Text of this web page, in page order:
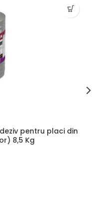
pentru placi din
8,5 Kg